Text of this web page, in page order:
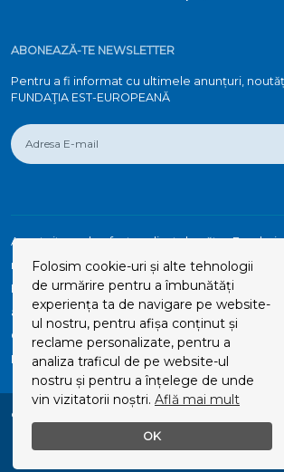
Folosim cookie-uri și alte tehnologii
de urmărire pentru a îmbunătăți
experiența ta de navigare pe website-
ul nostru, pentru afișa conținut și
reclame personalizate, pentru a
analiza traficul de pe website-ul
nostru și pentru a înțelege de unde
vin vizitatorii noștri. Află mai mult
OK
ABONEAZĂ-TE NEWSLETTER
Pentru a fi informat cu ultimele anunțuri,
FUNDAŢIA EST-EUROPEANĂ
Acest site web a fost realizat de către
resursele acordate de Suedia, Uniunea
Elvețiană pentru Dezvoltare și Cooperare.
aparţin autorilor şi nu reflectă neapărat
Guvernului Suediei, Uniunii Europene și
Dezvoltare și Cooperare.
© Copyright 2026 | FUNDAȚIA EST-EUROPEANĂ |